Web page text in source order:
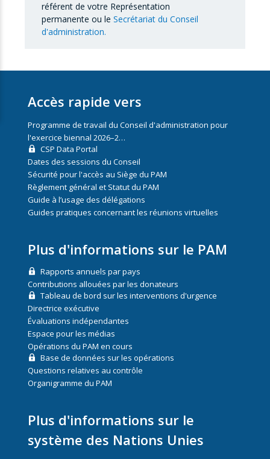
référent de votre Représentation
permanente ou le Secrétariat du Conseil
d'administration.
Accès rapide vers
Programme de travail du Conseil d'administration pour
l'exercice biennal 2026–2…
CSP Data Portal
Dates des sessions du Conseil
Sécurité pour l'accès au Siège du PAM
Règlement général et Statut du PAM
Guide à l’usage des délégations
Guides pratiques concernant les réunions virtuelles
Plus d'informations sur le PAM
Rapports annuels par pays
Contributions allouées par les donateurs
Tableau de bord sur les interventions d'urgence
Directrice exécutive
Évaluations indépendantes
Espace pour les médias
Opérations du PAM en cours
Base de données sur les opérations
Questions relatives au contrôle
Organigramme du PAM
Plus d'informations sur le
système des Nations Unies